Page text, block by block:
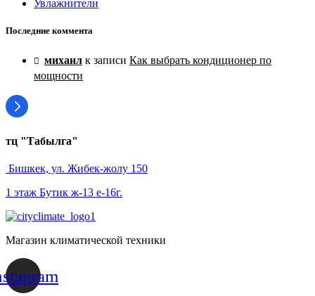
Увлажнители
Последние коммента
михаил к записи Как выбрать кондиционер по
мощности
тц "Табылга"
Бишкек, ул. Жибек-жолу 150
1 этаж Бутик ж-13 е-16г.
Магазин климатической техники